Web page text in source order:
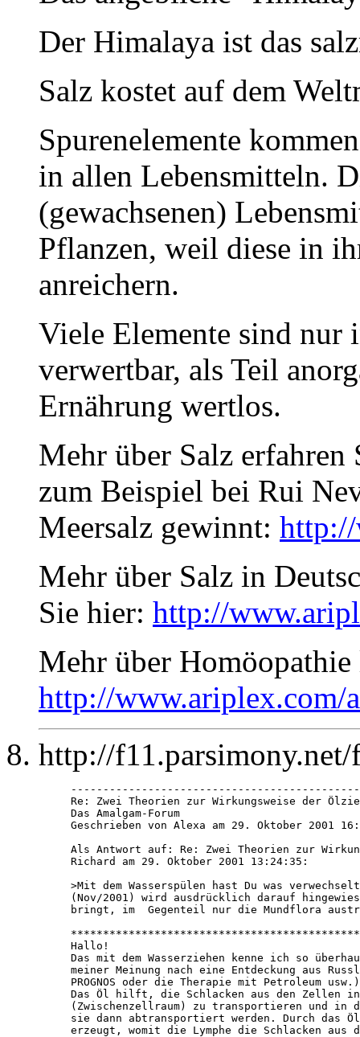
Der Himalaya ist das
Salz kostet auf dem
Spurenelemente
in allen Lebensmitteln.
(gewachsenen)
Pflanzen, weil diese in
anreichern.
Viele Elemente sind nur
verwertbar, als Teil
Ernährung wertlos.
Mehr über Salz
zum Beispiel bei Rui
Meersalz gewinnt:
Mehr über Salz in
Sie hier: http://
Mehr über Homöopathie
http://www.ariplex.com/
http://
Re: Zwei Theorien zur Wirkungsweise der
Das Amalgam-Forum
Geschrieben von Alexa am 29. Oktober 2001
Als Antwort auf: Re: Zwei Theorien zur
Richard am 29. Oktober 2001 13:24:35:
>Mit dem Wasserspülen hast Du was
(Nov/2001) wird ausdrücklich darauf
bringt, im  Gegenteil nur die Mundflora
Hallo!
Das mit dem Wasserziehen kenne ich so
meiner Meinung nach eine Entdeckung aus
PROGNOS oder die Therapie mit Petroleum
Das Öl hilft, die Schlacken aus den Zellen
(Zwischenzellraum) zu transportieren und in
sie dann abtransportiert werden. Durch das
erzeugt, womit die Lymphe die Schlacken